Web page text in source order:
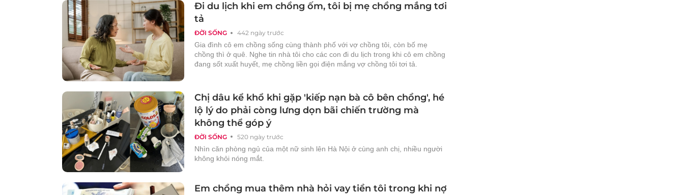
ĐỜI SỐNG 442 ngày trước
Đi du lịch khi em chồng ốm, tôi bị mẹ chồng mắng tơi
tả
Gia đình cô em chồng sống cùng thành phố với vợ chồng tôi, còn bố mẹ
chồng thì ở quê. Nghe tin nhà tôi cho các con đi du lịch trong khi cô em chồng
đang sốt xuất huyết, mẹ chồng liền gọi điện mắng vợ chồng tôi tơi tả.
ĐỜI SỐNG 520 ngày trước
Chị dâu kể khổ khi gặp 'kiếp nạn bà cô bên chồng', hé
lộ lý do phải còng lưng dọn bãi chiến trường mà
không thể góp ý
Nhìn căn phòng ngủ của một nữ sinh lên Hà Nội ở cùng anh chị, nhiều người
không khỏi nóng mắt.
Em chồng mua thêm nhà hỏi vay tiền tôi trong khi nợ